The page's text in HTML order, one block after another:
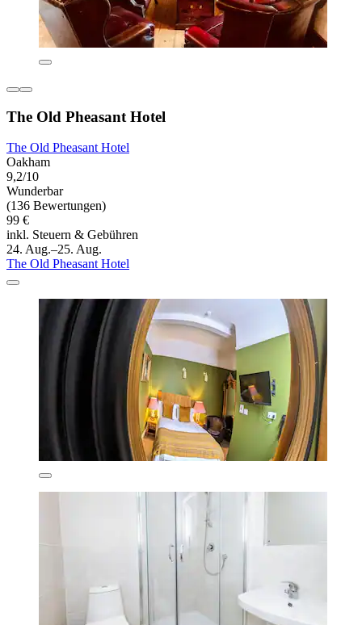
The Old Pheasant Hotel
The Old Pheasant Hotel
Oakham
9,2/10
Wunderbar
(136 Bewertungen)
99 €
inkl. Steuern & Gebühren
24. Aug.–25. Aug.
The Old Pheasant Hotel